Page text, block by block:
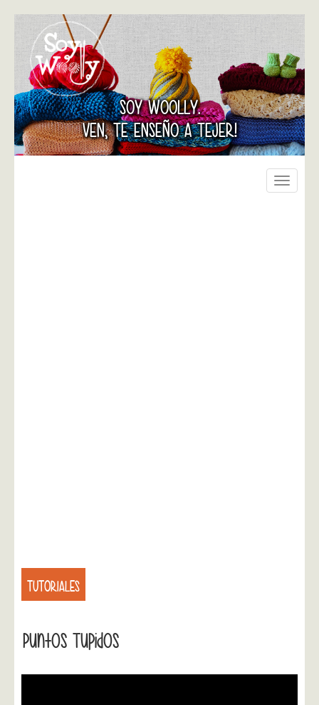
SOY WOOLLY.
VEN, TE ENSEÑO A TEJER!
Toggle
TUTORIALES
Puntos Tupidos